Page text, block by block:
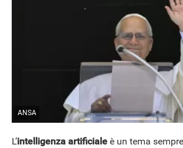
Napoli e la Grecia.
ANSA
L’intelligenza artificiale è un tema